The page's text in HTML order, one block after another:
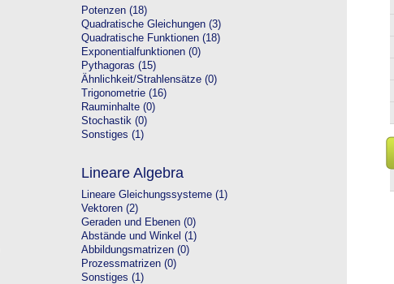
Potenzen (18)
Quadratische Gleichungen (3)
Quadratische Funktionen (18)
Exponentialfunktionen (0)
Pythagoras (15)
Ähnlichkeit/Strahlensätze (0)
Trigonometrie (16)
Rauminhalte (0)
Stochastik (0)
Sonstiges (1)
Lineare Algebra
Lineare Gleichungssysteme (1)
Vektoren (2)
Geraden und Ebenen (0)
Abstände und Winkel (1)
Abbildungsmatrizen (0)
Prozessmatrizen (0)
Sonstiges (1)